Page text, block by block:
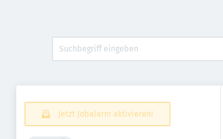
Jetzt Jobalarm aktivieren!